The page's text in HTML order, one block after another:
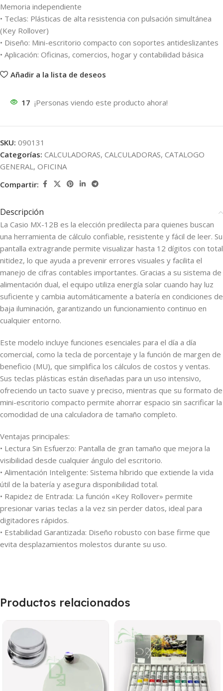
Memoria independiente
• Teclas: Plásticas de alta resistencia con pulsación simultánea
(Key Rollover)
• Diseño: Mini-escritorio compacto con soportes antideslizantes
• Aplicación: Oficinas, comercios, hogar y contabilidad básica
Añadir a la lista de deseos
17 ¡Personas viendo este producto ahora!
SKU: 090131
Categorías: CALCULADORAS, CALCULADORAS, CATALOGO
GENERAL, OFICINA
Compartir:
Descripción
La Casio MX-12B es la elección predilecta para quienes buscan
una herramienta de cálculo confiable, resistente y fácil de leer. Su
pantalla extragrande permite visualizar hasta 12 dígitos con total
nitidez, lo que ayuda a prevenir errores visuales y facilita el
manejo de cifras contables importantes. Gracias a su sistema de
alimentación dual, el equipo utiliza energía solar cuando hay luz
suficiente y cambia automáticamente a batería en condiciones de
baja iluminación, garantizando un funcionamiento continuo en
cualquier entorno.
Este modelo incluye funciones esenciales para el día a día
comercial, como la tecla de porcentaje y la función de margen de
beneficio (MU), que simplifica los cálculos de costos y ventas.
Sus teclas plásticas están diseñadas para un uso intensivo,
ofreciendo un tacto suave y preciso, mientras que su formato de
mini-escritorio compacto permite ahorrar espacio sin sacrificar la
comodidad de una calculadora de tamaño completo.
Ventajas principales:
• Lectura Sin Esfuerzo: Pantalla de gran tamaño que mejora la
visibilidad desde cualquier ángulo del escritorio.
• Alimentación Inteligente: Sistema híbrido que extiende la vida
útil de la batería y asegura disponibilidad total.
• Rapidez de Entrada: La función «Key Rollover» permite
presionar varias teclas a la vez sin perder datos, ideal para
digitadores rápidos.
• Estabilidad Garantizada: Diseño robusto con base firme que
evita desplazamientos molestos durante su uso.
Productos relacionados